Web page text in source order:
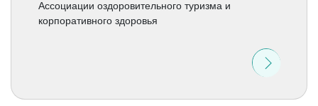
Ассоциации оздоровительного туризма и
корпоративного здоровья